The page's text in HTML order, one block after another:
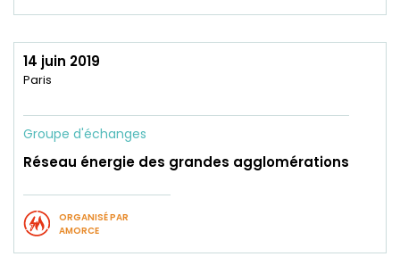
14 juin 2019
Paris
Groupe d'échanges
Réseau énergie des grandes agglomérations
ORGANISÉ PAR
AMORCE